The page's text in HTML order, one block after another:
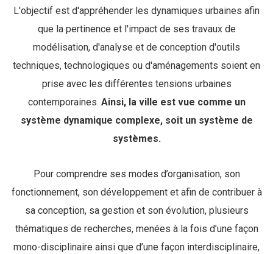
L'objectif est d'appréhender les dynamiques urbaines afin
que la pertinence et l'impact de ses travaux de
modélisation, d'analyse et de conception d'outils
techniques, technologiques ou d'aménagements soient en
prise avec les différentes tensions urbaines
contemporaines. Ainsi, la ville est vue comme un
système dynamique complexe, soit un système de
systèmes.
Pour comprendre ses modes d’organisation, son
fonctionnement, son développement et afin de contribuer à
sa conception, sa gestion et son évolution, plusieurs
thématiques de recherches, menées à la fois d’une façon
mono-disciplinaire ainsi que d’une façon interdisciplinaire,